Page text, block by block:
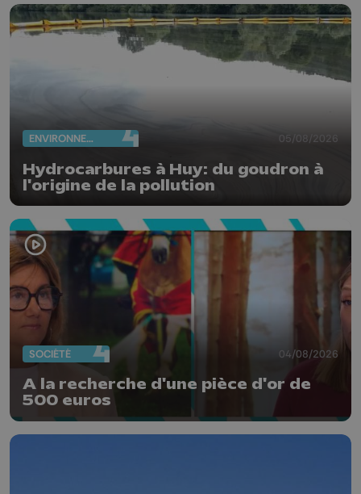
ENVIRONNEMENT 05/08/2026
Hydrocarbures à Huy: du goudron à
l'origine de la pollution
SOCIÉTÉ 04/08/2026
A la recherche d'une pièce d'or de
500 euros